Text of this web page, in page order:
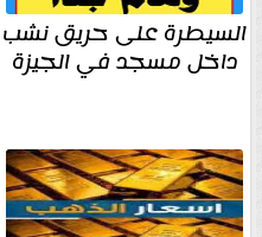
السيطرة على حريق نشب
داخل مسجد في الجيزة